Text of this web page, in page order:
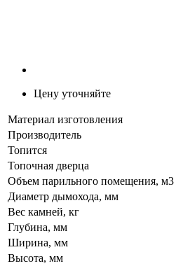
Цену уточняйте
Материал изготовления
Производитель
Топится
Топочная дверца
Объем парильного помещения, м3
Диаметр дымохода, мм
Вес камней, кг
Глубина, мм
Ширина, мм
Высота, мм